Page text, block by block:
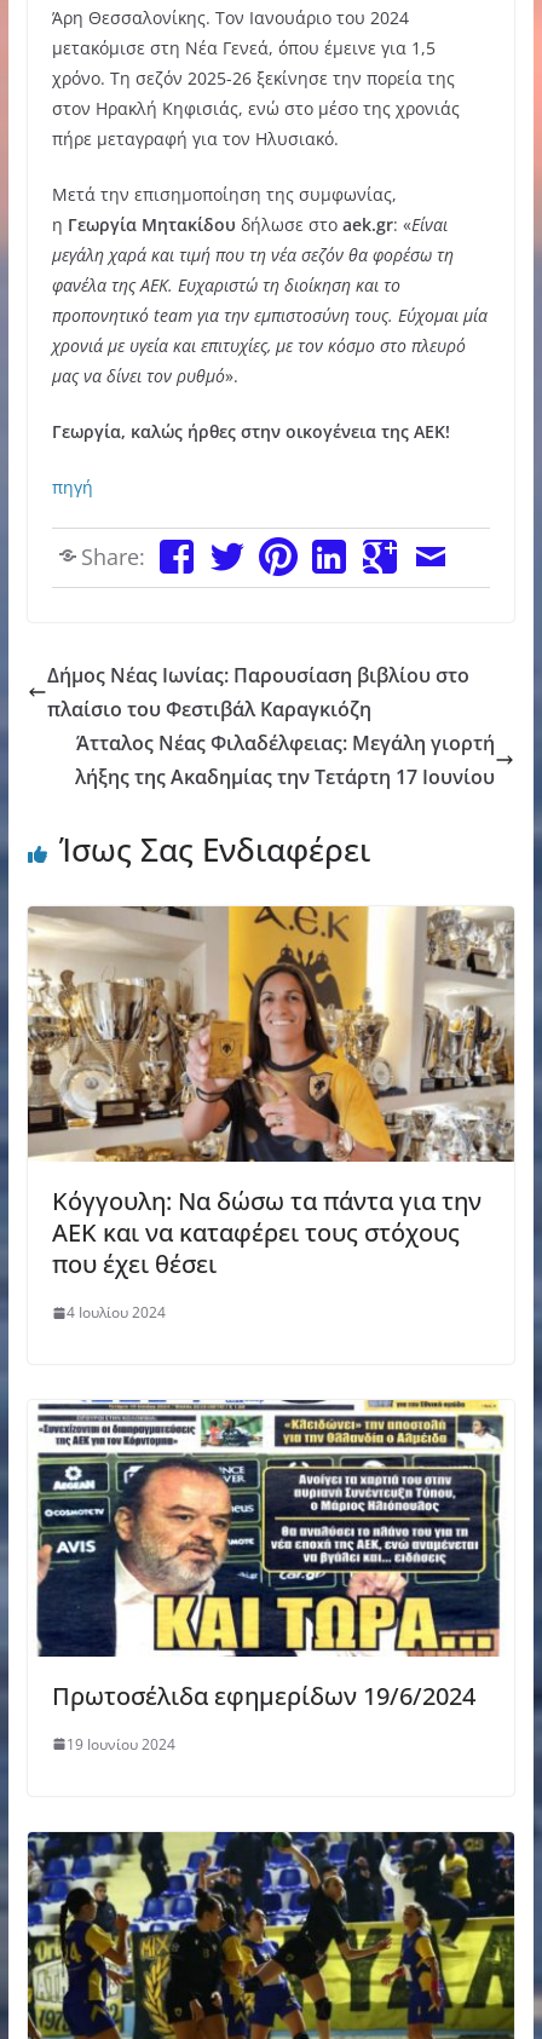
Άρη Θεσσαλονίκης. Τον Ιανουάριο του 2024
μετακόμισε στη Νέα Γενεά, όπου έμεινε για 1,5
χρόνο. Τη σεζόν 2025-26 ξεκίνησε την πορεία της
στον Ηρακλή Κηφισιάς, ενώ στο μέσο της χρονιάς
πήρε μεταγραφή για τον Ηλυσιακό.
Μετά την επισημοποίηση της συμφωνίας,
η Γεωργία Μητακίδου δήλωσε στο aek.gr: «Είναι
μεγάλη χαρά και τιμή που τη νέα σεζόν θα φορέσω τη
φανέλα της ΑΕΚ. Ευχαριστώ τη διοίκηση και το
προπονητικό team για την εμπιστοσύνη τους. Εύχομαι μία
χρονιά με υγεία και επιτυχίες, με τον κόσμο στο πλευρό
μας να δίνει τον ρυθμό».
Γεωργία, καλώς ήρθες στην οικογένεια της ΑΕΚ!
πηγή
Share:
Δήμος Νέας Ιωνίας: Παρουσίαση βιβλίου στο
πλαίσιο του Φεστιβάλ Καραγκιόζη
Άτταλος Νέας Φιλαδέλφειας: Μεγάλη γιορτή
λήξης της Ακαδημίας την Τετάρτη 17 Ιουνίου
Ίσως Σας Ενδιαφέρει
Κόγγουλη: Να δώσω τα πάντα για την
ΑΕΚ και να καταφέρει τους στόχους
που έχει θέσει
4 Ιουλίου 2024
Πρωτοσέλιδα εφημερίδων 19/6/2024
19 Ιουνίου 2024